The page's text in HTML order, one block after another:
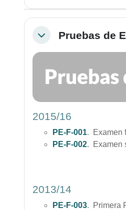
ColapsarPruebas de
2015/16
PE-F-001. Examen
PE-F-002. Examen
2013/14
PE-F-003. Primera